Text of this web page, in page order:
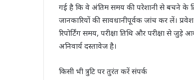
गई है कि वे अंतिम समय की परेशानी से बचने के
जानकारियों की सावधानीपूर्वक जांच कर लें।
रिपोर्टिंग समय, परीक्षा तिथि और परीक्षा से जुड़े
अनिवार्य दस्तावेज है।
किसी भी त्रुटि पर तुरंत करें संपर्क